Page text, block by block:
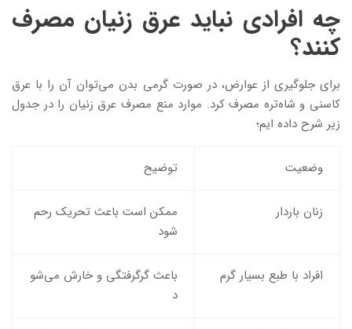
چه افرادی نباید عرق زنیان مصرف
کنند؟
برای جلوگیری از عوارض، در صورت گرمی بدن می‌توان آن را با عرق
کاسنی و شاه‌تره مصرف کرد. موارد منع مصرف عرق زنیان را در جدول
زیر شرح داده ایم؛
وضعیت توضیح
زنان باردار
ممکن است باعث تحریک رحم
شود
افراد با طبع بسیار گرم
باعث گرگرفتگی و خارش می‌شو
د